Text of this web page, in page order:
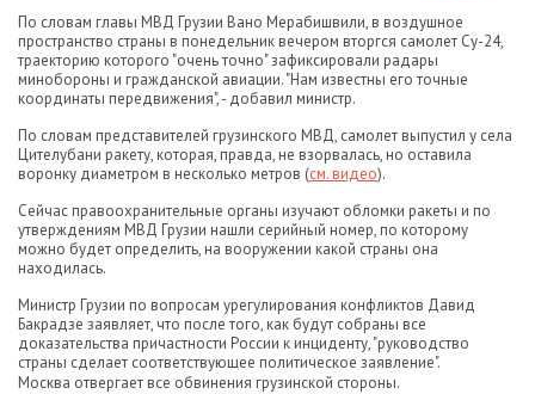
По словам главы МВД Грузии Вано Мерабишвили, в воздушное
пространство страны в понедельник вечером вторгся самолет Су-24,
траекторию которого "очень точно" зафиксировали радары
минобороны и гражданской авиации. "Нам известны его точные
координаты передвижения", - добавил министр.
По словам представителей грузинского МВД, самолет выпустил у села
Цителубани ракету, которая, правда, не взорвалась, но оставила
воронку диаметром в несколько метров (см. видео).
Сейчас правоохранительные органы изучают обломки ракеты и по
утверждениям МВД Грузии нашли серийный номер, по которому
можно будет определить, на вооружении какой страны она
находилась.
Министр Грузии по вопросам урегулирования конфликтов Давид
Бакрадзе заявляет, что после того, как будут собраны все
доказательства причастности России к инциденту, "руководство
страны сделает соответствующее политическое заявление".
Москва отвергает все обвинения грузинской стороны.